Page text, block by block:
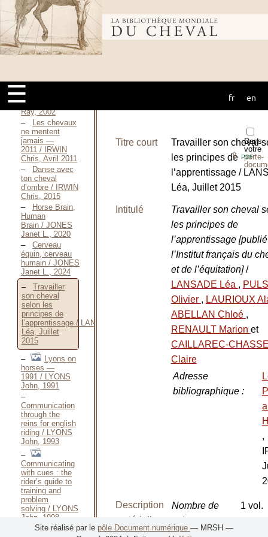
Bibliothèque
mondiale du
cheval
☰ fr en
Cavaliers / HEQUET
Muriel, Juin
2011
Think
harmony with
horses —
le cheval en
harmonie / HUNT
Ray, 2002
Les chevaux
ne mentent
jamais —
2011 / IRWIN
Chris, Avril 2011
Danse avec
ton cheval
d’ombre / IRWIN
Chris, 2015
Horse Brain,
Human
Brain / JONES
Janet L., 2020
Cerveau
équin, cerveau
humain / JONES
Janet L., 2024
Travailler
son cheval
selon les
principes de
l’apprentissage / LANSADE
Léa, Juillet
2015
Lyons on
horses —
1991 / LYONS
John, 1991
Communication
through the
reins for english
riding / LYONS
John, 1993
Communicating
with cues : the
rider’s guide to
training and
problem
solving / LYONS
John, 1998
Private
Dans
votre
porte-
⇪ PDF
Titre court
Travailler son cheval
les principes de
l’apprentissage /
Léa, Juillet 2015
Intitulé
Travailler son cheval
les principes de
l’apprentissage
l’Institut français du
et de l’équitation]/
LANSADE Léa , PULS
Olivier , LAURIOUX
ABELLAN Chloé ,
RENAULT Marion et
CAILLAREC-
Claire
Adresse
bibliographique:
,
Description
matérielle
Nombre de
volumes
1 vol.
Site réalisé par le pôle Document numérique — MRSH —